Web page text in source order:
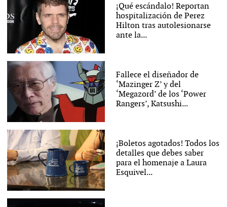
¡Qué escándalo! Reportan
hospitalización de Perez
Hilton tras autolesionarse
ante la...
Fallece el diseñador de
‘Mazinger Z’ y del
‘Megazord’ de los ‘Power
Rangers’, Katsushi...
¡Boletos agotados! Todos los
detalles que debes saber
para el homenaje a Laura
Esquivel...